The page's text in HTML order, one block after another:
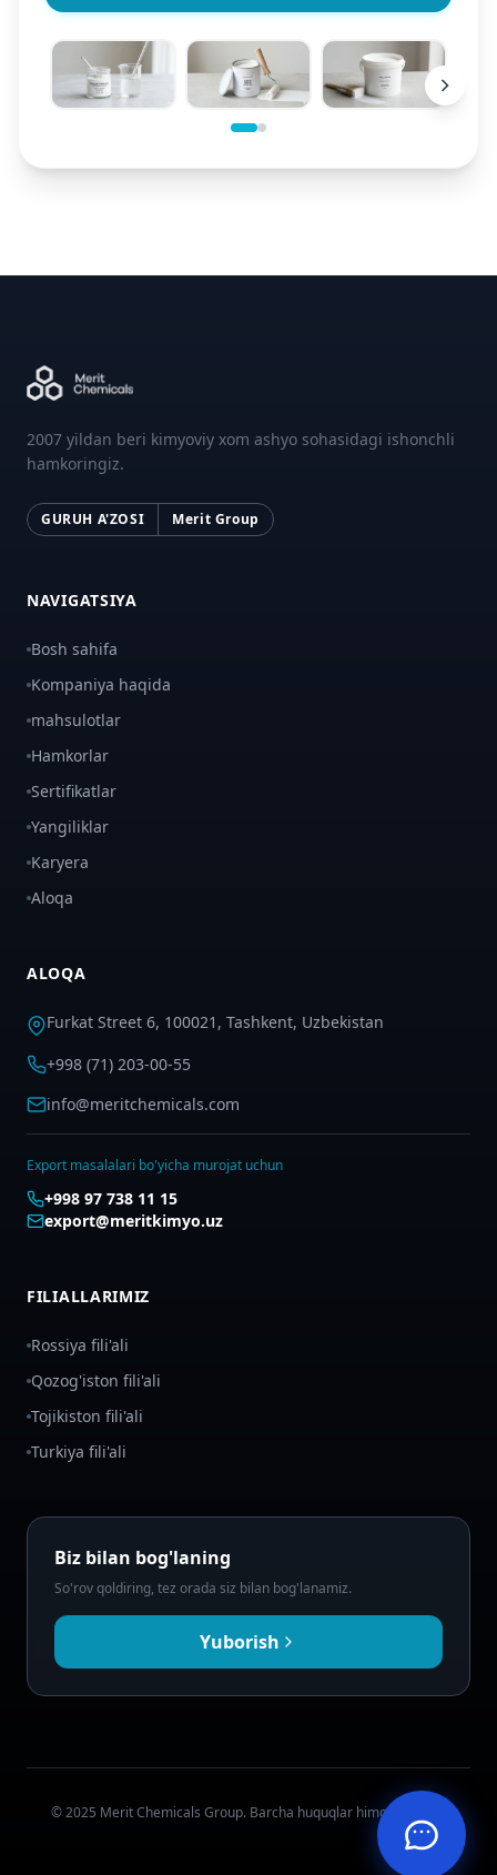
2007 yildan beri kimyoviy xom ashyo sohasidagi ishonchli
hamkoringiz.
GURUH A'ZOSI Merit Group
NAVIGATSIYA
Bosh sahifa
Kompaniya haqida
mahsulotlar
Hamkorlar
Sertifikatlar
Yangiliklar
Karyera
Aloqa
ALOQA
Furkat Street 6, 100021, Tashkent, Uzbekistan
+998 (71) 203-00-55
info@meritchemicals.com
Export masalalari bo'yicha murojat uchun
+998 97 738 11 15
export@meritkimyo.uz
FILIALLARIMIZ
Rossiya fili'ali
Qozog'iston fili'ali
Tojikiston fili'ali
Turkiya fili'ali
Biz bilan bog'laning
So'rov qoldiring, tez orada siz bilan bog'lanamiz.
Yuborish
© 2025 Merit Chemicals Group. Barcha huquqlar himoyalangan.